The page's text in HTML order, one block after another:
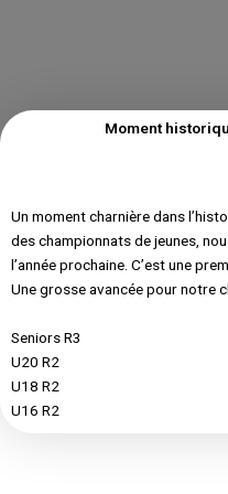
Moment
Un moment charnière dans
des championnats de jeunes,
l’année prochaine. C’est une
Une grosse avancée pour notre
Seniors R3
U20 R2
U18 R2
U16 R2